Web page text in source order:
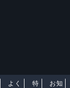
よく
特
お知